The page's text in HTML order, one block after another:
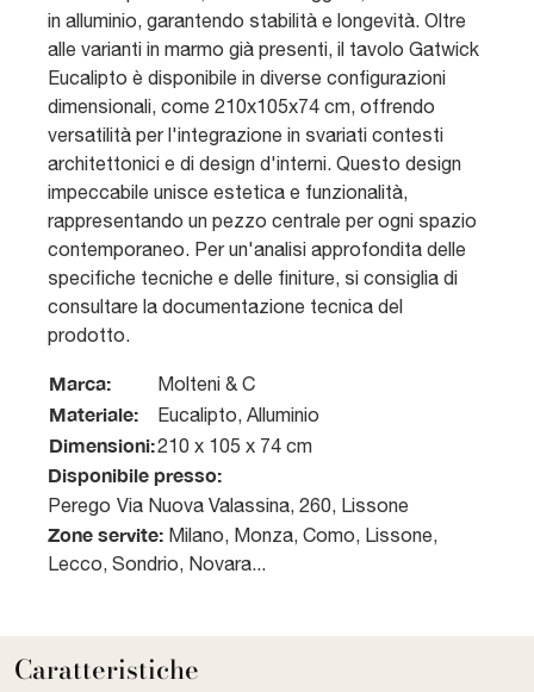
in alluminio, garantendo stabilità e longevità. Oltre
alle varianti in marmo già presenti, il tavolo Gatwick
Eucalipto è disponibile in diverse configurazioni
dimensionali, come 210x105x74 cm, offrendo
versatilità per l'integrazione in svariati contesti
architettonici e di design d'interni. Questo design
impeccabile unisce estetica e funzionalità,
rappresentando un pezzo centrale per ogni spazio
contemporaneo. Per un'analisi approfondita delle
specifiche tecniche e delle finiture, si consiglia di
consultare la documentazione tecnica del
prodotto.
Marca: Molteni & C
Materiale: Eucalipto, Alluminio
Dimensioni:210 x 105 x 74 cm
Disponibile presso:
Perego Via Nuova Valassina, 260, Lissone
Zone servite: Milano, Monza, Como, Lissone,
Lecco, Sondrio, Novara...
Caratteristiche